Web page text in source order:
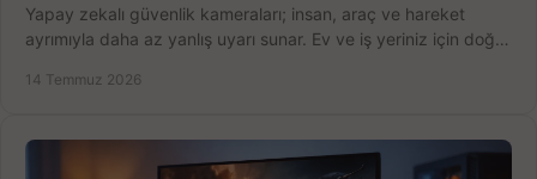
Yapay zekalı güvenlik kameraları; insan, araç ve hareket
ayrımıyla daha az yanlış uyarı sunar. Ev ve iş yeriniz için doğru
14 Temmuz 2026